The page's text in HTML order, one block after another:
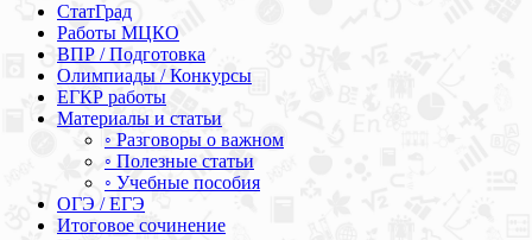
СтатГрад
Работы МЦКО
ВПР / Подготовка
Олимпиады / Конкурсы
ЕГКР работы
Материалы и статьи
◦ Разговоры о важном
◦ Полезные статьи
◦ Учебные пособия
ОГЭ / ЕГЭ
Итоговое сочинение